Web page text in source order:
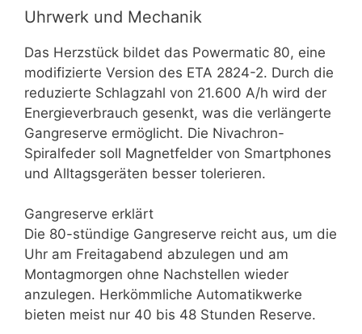
Uhrwerk und Mechanik
Das Herzstück bildet das Powermatic 80, eine
modifizierte Version des ETA 2824-2. Durch die
reduzierte Schlagzahl von 21.600 A/h wird der
Energieverbrauch gesenkt, was die verlängerte
Gangreserve ermöglicht. Die Nivachron-
Spiralfeder soll Magnetfelder von Smartphones
und Alltagsgeräten besser tolerieren.
Gangreserve erklärt
Die 80-stündige Gangreserve reicht aus, um die
Uhr am Freitagabend abzulegen und am
Montagmorgen ohne Nachstellen wieder
anzulegen. Herkömmliche Automatikwerke
bieten meist nur 40 bis 48 Stunden Reserve.